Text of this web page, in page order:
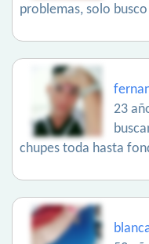
problemas, solo
23
chupes toda hasta